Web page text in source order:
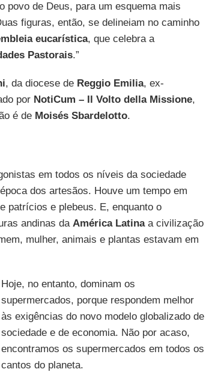
povo de Deus, para um esquema mais
figuras, então, se delineiam no caminho
eucarística, que celebra a
Pastorais.”
, da diocese de Reggio Emilia, ex-
por NotiCum – Il Volto della Missione,
é de Moisés Sbardelotto.
em todos os níveis da sociedade
dos artesãos. Houve um tempo em
patrícios e plebeus. E, enquanto o
andinas da América Latinaa civilização
mulher, animais e plantas estavam em
Hoje, no entanto, dominam os
supermercados, porque respondem melhor
às exigências do novo modelo globalizado de
sociedade e de economia. Não por acaso,
encontramos os supermercados em todos os
cantos do planeta.